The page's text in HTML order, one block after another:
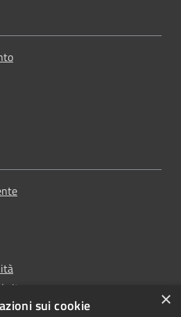
×
sui cookie